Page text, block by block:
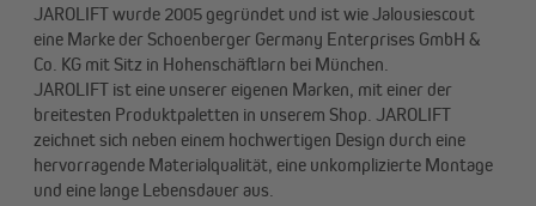
JAROLIFT wurde 2005 gegründet und ist wie Jalousiescout
eine Marke der Schoenberger Germany Enterprises GmbH &
Co. KG mit Sitz in Hohenschäftlarn bei München.
JAROLIFT ist eine unserer eigenen Marken, mit einer der
breitesten Produktpaletten in unserem Shop. JAROLIFT
zeichnet sich neben einem hochwertigen Design durch eine
hervorragende Materialqualität, eine unkomplizierte Montage
und eine lange Lebensdauer aus.